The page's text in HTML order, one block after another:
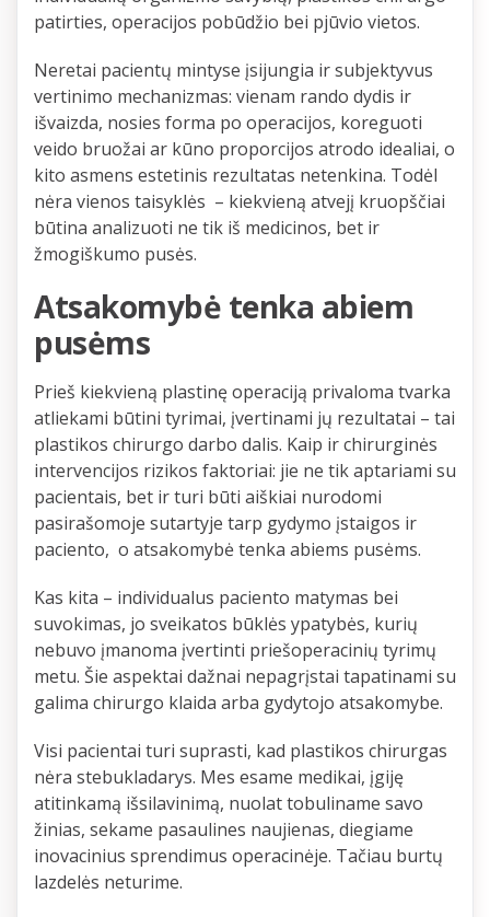
patirties, operacijos pobūdžio bei pjūvio vietos.
Neretai pacientų mintyse įsijungia ir subjektyvus
vertinimo mechanizmas: vienam rando dydis ir
išvaizda, nosies forma po operacijos, koreguoti
veido bruožai ar kūno proporcijos atrodo idealiai, o
kito asmens estetinis rezultatas netenkina. Todėl
nėra vienos taisyklės – kiekvieną atvejį kruopščiai
būtina analizuoti ne tik iš medicinos, bet ir
žmogiškumo pusės.
Atsakomybė tenka abiem
pusėms
Prieš kiekvieną plastinę operaciją privaloma tvarka
atliekami būtini tyrimai, įvertinami jų rezultatai – tai
plastikos chirurgo darbo dalis. Kaip ir chirurginės
intervencijos rizikos faktoriai: jie ne tik aptariami su
pacientais, bet ir turi būti aiškiai nurodomi
pasirašomoje sutartyje tarp gydymo įstaigos ir
paciento, o atsakomybė tenka abiems pusėms.
Kas kita – individualus paciento matymas bei
suvokimas, jo sveikatos būklės ypatybės, kurių
nebuvo įmanoma įvertinti priešoperacinių tyrimų
metu. Šie aspektai dažnai nepagrįstai tapatinami su
galima chirurgo klaida arba gydytojo atsakomybe.
Visi pacientai turi suprasti, kad plastikos chirurgas
nėra stebukladarys. Mes esame medikai, įgiję
atitinkamą išsilavinimą, nuolat tobuliname savo
žinias, sekame pasaulines naujienas, diegiame
inovacinius sprendimus operacinėje. Tačiau burtų
lazdelės neturime.